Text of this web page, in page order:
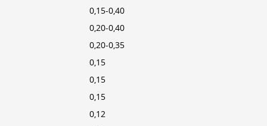
0,15-0,40
0,20-0,40
0,20-0,35
0,15
0,15
0,15
0,12